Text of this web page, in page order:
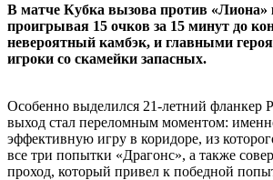
В матче Кубка вызова против «Лиона»
проигрывая 15 очков за 15 минут до
невероятный камбэк, и главными
игроки со скамейки запасных.
Особенно выделился 21-летний фланкер
выход стал переломным моментом:
эффективную игру в коридоре, из
все три попытки «Драгонс», а также
проход, который привел к победной